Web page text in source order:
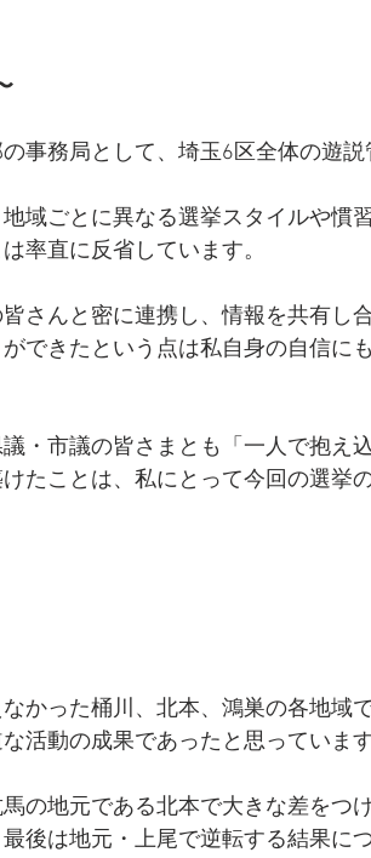
事務局として、埼玉6区全体の遊説
域ごとに異なる選挙スタイルや慣
率直に反省しています。
さんと密に連携し、情報を共有し
できたという点は私自身の自信に
・市議の皆さまとも「一人で抱え
たことは、私にとって今回の選挙
かった桶川、北本、鴻巣の各地域
活動の成果であったと思っています
の地元である北本で大きな差をつ
後は地元・上尾で逆転する結果に